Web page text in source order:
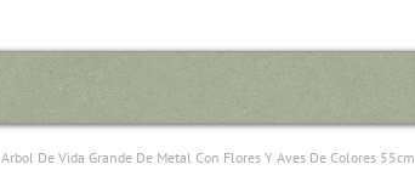
Arbol De Vida Grande De Metal Con Flores Y Aves De Colores 55cm